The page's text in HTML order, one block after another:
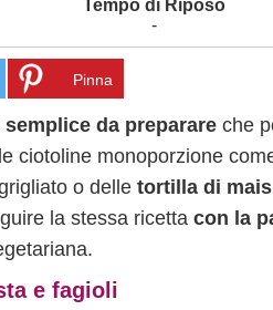
-
Pinna
semplice da preparare che
ciotoline monoporzione
o delle tortilla di mais
la stessa ricetta con la
e fagioli